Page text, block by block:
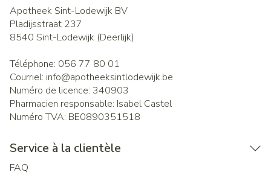
Apotheek Sint-Lodewijk BV
Pladijsstraat 237
8540 Sint-Lodewijk (Deerlijk)
Téléphone: 056 77 80 01
Courriel: info@apotheeksintlodewijk.be
Numéro de licence: 340903
Pharmacien responsable: Isabel Castel
Numéro TVA: BE0890351518
Service à la clientèle
FAQ